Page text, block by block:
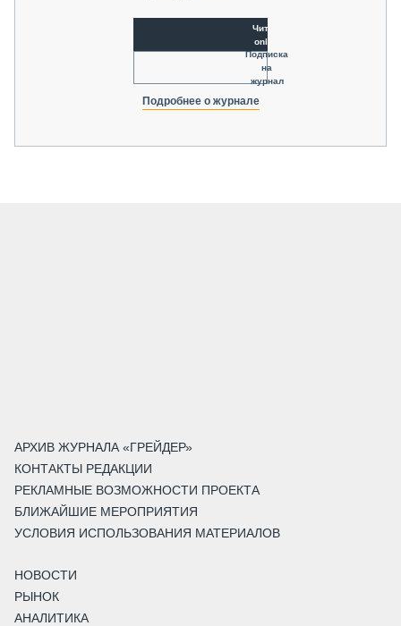
Читать
online
Подписка
на
журнал
Подробнее о журнале
АРХИВ ЖУРНАЛА «ГРЕЙДЕР»
КОНТАКТЫ РЕДАКЦИИ
РЕКЛАМНЫЕ ВОЗМОЖНОСТИ ПРОЕКТА
БЛИЖАЙШИЕ МЕРОПРИЯТИЯ
УСЛОВИЯ ИСПОЛЬЗОВАНИЯ МАТЕРИАЛОВ
НОВОСТИ
РЫНОК
АНАЛИТИКА